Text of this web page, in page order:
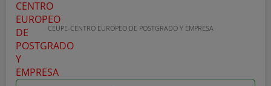
CEUPE-CENTRO EUROPEO DE POSTGRADO Y EMPRESA